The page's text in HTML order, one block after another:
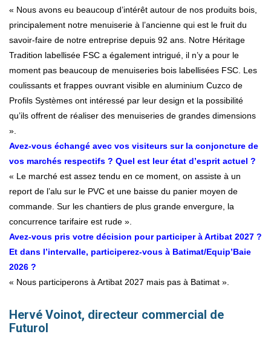
« Nous avons eu beaucoup d’intérêt autour de nos produits bois,
principalement notre menuiserie à l’ancienne qui est le fruit du
savoir-faire de notre entreprise depuis 92 ans. Notre Héritage
Tradition labellisée FSC a également intrigué, il n’y a pour le
moment pas beaucoup de menuiseries bois labellisées FSC. Les
coulissants et frappes ouvrant visible en aluminium Cuzco de
Profils Systèmes ont intéressé par leur design et la possibilité
qu’ils offrent de réaliser des menuiseries de grandes dimensions
».
Avez-vous échangé avec vos visiteurs sur la conjoncture de
vos marchés respectifs ? Quel est leur état d’esprit actuel ?
« Le marché est assez tendu en ce moment, on assiste à un
report de l’alu sur le PVC et une baisse du panier moyen de
commande. Sur les chantiers de plus grande envergure, la
concurrence tarifaire est rude ».
Avez-vous pris votre décision pour participer à Artibat 2027 ?
Et dans l’intervalle, participerez-vous à Batimat/Equip’Baie
2026 ?
« Nous participerons à Artibat 2027 mais pas à Batimat ».
Hervé Voinot, directeur commercial de
Futurol